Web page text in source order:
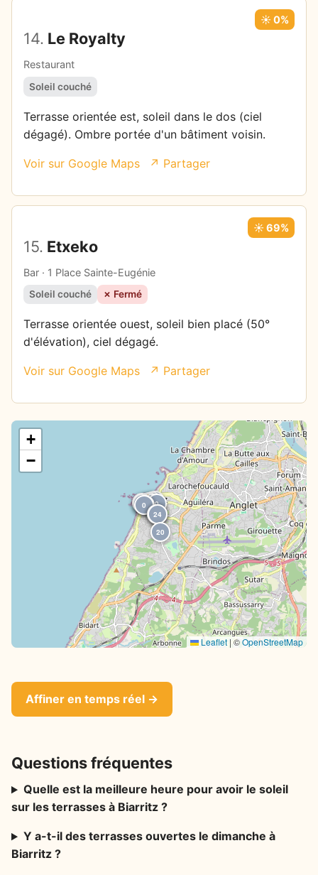
14. Le Royalty
Restaurant
☀️ 0%
Soleil couché
Terrasse orientée est, soleil dans le dos (ciel
dégagé). Ombre portée d'un bâtiment voisin.
Voir sur Google Maps ↗ Partager
15. Etxeko
Bar · 1 Place Sainte-Eugénie
☀️ 69%
Soleil couché ✗ Fermé
Terrasse orientée ouest, soleil bien placé (50°
d'élévation), ciel dégagé.
Voir sur Google Maps ↗ Partager
0
66
066000
0
24
24
24
24
20
0
69
+
−
Leaflet | ©OpenStreetMap
Affiner en temps réel →
Questions fréquentes
Quelle est la meilleure heure pour avoir le soleil
sur les terrasses à Biarritz ?
Y a-t-il des terrasses ouvertes le dimanche à
Biarritz ?